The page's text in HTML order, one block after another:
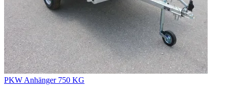
PKW Anhänger 750 KG